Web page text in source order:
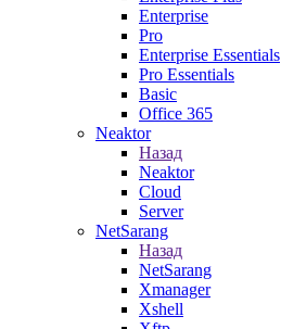
Enterprise
Pro
Enterprise Essentials
Pro Essentials
Basic
Office 365
Neaktor
Назад
Neaktor
Cloud
Server
NetSarang
Назад
NetSarang
Xmanager
Xshell